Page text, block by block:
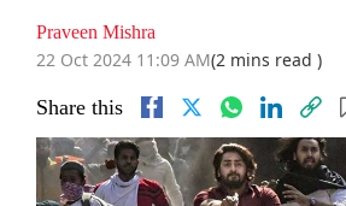
Praveen Mishra
22 Oct 2024 11:09 AM(2 mins read )
Share this